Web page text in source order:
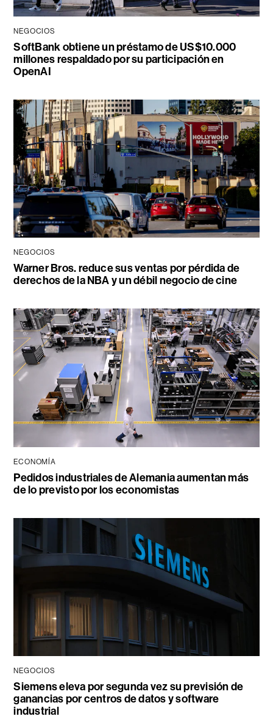
NEGOCIOS
SoftBank obtiene un préstamo de US$10.000
millones respaldado por su participación en
OpenAI
NEGOCIOS
Warner Bros. reduce sus ventas por pérdida de
derechos de la NBA y un débil negocio de cine
ECONOMÍA
Pedidos industriales de Alemania aumentan más
de lo previsto por los economistas
NEGOCIOS
Siemens eleva por segunda vez su previsión de
ganancias por centros de datos y software
industrial